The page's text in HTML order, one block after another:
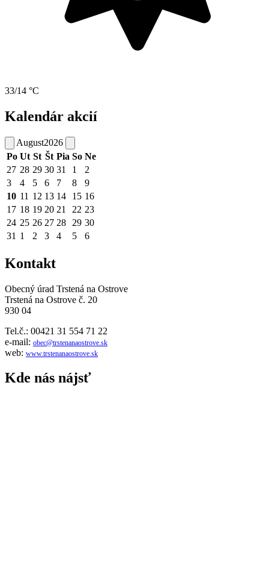
33/14 °C
Kalendár akcií
August2026
Po Ut St Št Pia So Ne
27 28 29 30 31 1
2
3
4 5 6 7 8
9
10 11 12 13 14 15 16
17 18 19 20 21 22 23
24 25 26 27 28 29 30
31 1 2 3 4 5 6
Kontakt
Obecný úrad Trstená na Ostrove
Trstená na Ostrove č. 20
930 04
Tel.č.: 00421 31 554 71 22
e-mail: obec@trstenanaostrove.sk
web: www.trstenanaostrove.sk
Kde nás nájsť